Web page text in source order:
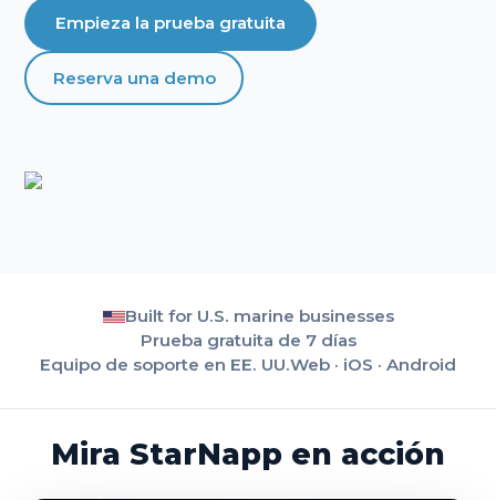
Empieza la prueba gratuita
Reserva una demo
Built for U.S. marine businesses
Prueba gratuita de 7 días
Equipo de soporte en EE. UU.Web · iOS · Android
Mira StarNapp en acción